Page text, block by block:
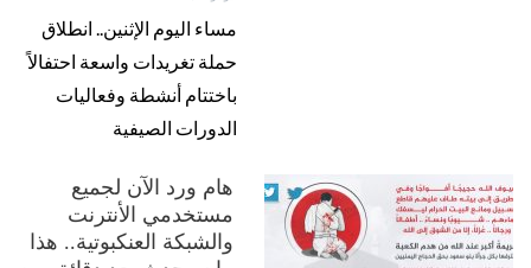
مساء اليوم الإثنين.. انطلاق
حملة تغريدات واسعة احتفالاً
باختتام أنشطة وفعاليات
الدورات الصيفية
هام ورد الآن لجميع
مستخدمي الأنترنت
والشبكة العنكبوتية.. هذا